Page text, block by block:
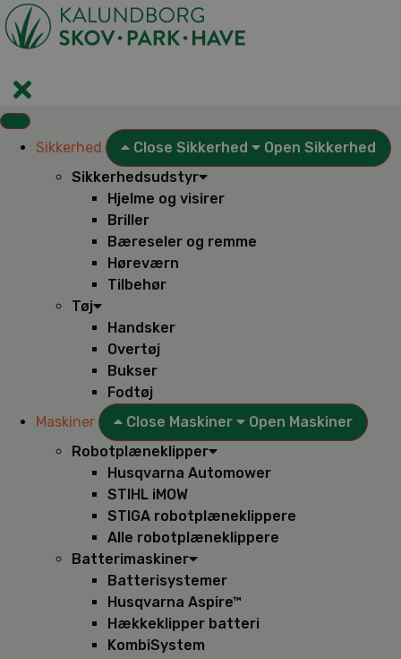
Videre
til
indhold
Sikkerhed Close Sikkerhed
Open Sikkerhed
Sikkerhedsudstyr
Hjelme og visirer
Briller
Bæreseler og remme
Høreværn
Tilbehør
Tøj
Handsker
Overtøj
Bukser
Fodtøj
Maskiner
Close Maskiner
Open Maskiner
Robotplæneklipper
Husqvarna Automower
STIHL iMOW
STIGA robotplæneklippere
Alle robotplæneklippere
Batterimaskiner
Batterisystemer
Husqvarna Aspire™
Hækkeklipper batteri
KombiSystem